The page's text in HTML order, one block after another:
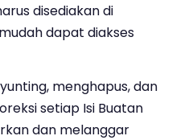
disediakan di
dapat diakses
menghapus, dan
setiap Isi Buatan
dan melanggar